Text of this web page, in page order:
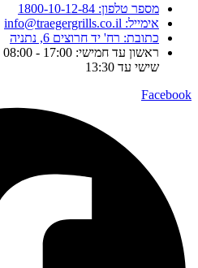
מספר טלפון: 1800-10-12-84
אימייל: info@traegergrills.co.il
כתובת: רח' יד חרוצים 6, נתניה
ראשון עד חמישי: 17:00 - 08:00
שישי עד 13:30
Facebook